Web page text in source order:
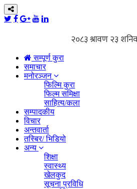
सम्पूर्ण कुरा
समाचार
मनोरञ्जन
फिल्मि कुरा
फिल्म समिक्षा
साहित्य/कला
सम्पादकीय
विचार
अन्तवार्ता
तस्बिर/ भिडियो
अन्य
शिक्षा
स्वास्थ्य
खेलकुद
सूचना प्रविधि